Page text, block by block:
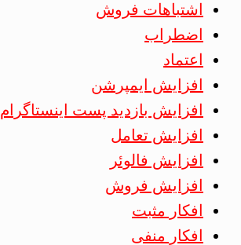
اشتباهات فروش
اضطراب
اعتماد
افزایش ایمپرشن
افزایش بازدید پست اینستاگرام
افزایش تعامل
افزایش فالوئر
افزایش فروش
افکار مثبت
افکار منفی